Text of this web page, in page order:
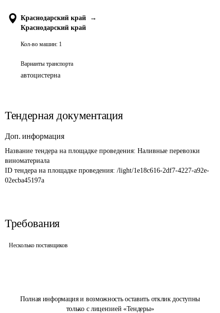
Полная информация и возможность оставить отклик доступны
только с лицензией «Тендеры»
Краснодарский край
→
Краснодарский край
Кол-во машин: 1
Варианты транспорта
автоцистерна
Тендерная документация
Доп. информация
Название тендера на площадке проведения: Наливные перевозки
виноматериала
ID тендера на площадке проведения: /light/1e18c616-2df7-4227-a92e-
02ecba45197a
Требования
Несколько поставщиков